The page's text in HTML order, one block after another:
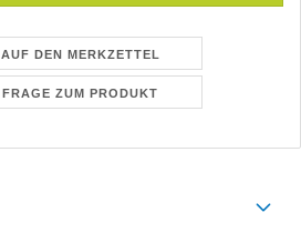
AUF DEN MERKZETTEL
FRAGE ZUM PRODUKT